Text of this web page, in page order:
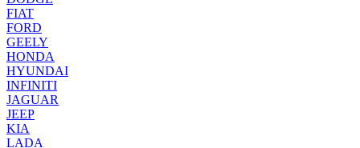
FIAT
FORD
GEELY
HONDA
HYUNDAI
INFINITI
JAGUAR
JEEP
KIA
LADA